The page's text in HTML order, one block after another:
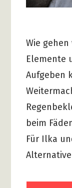
Wie
Elemente
Aufgeben
beim
Für Ilka